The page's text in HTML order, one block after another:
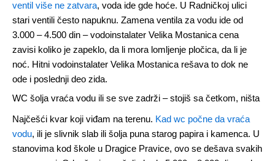
ventil više ne zatvara, voda ide gde hoće. U Radničkoj ulici
stari ventili često napuknu. Zamena ventila za vodu ide od
3.000 – 4.500 din – vodoinstalater Velika Mostanica cena
zavisi koliko je zapeklo, da li mora lomljenje pločica, da li je
noć. Hitni vodoinstalater Velika Mostanica rešava to dok ne
ode i poslednji deo zida.
WC šolja vraća vodu ili se sve zadrži – stojiš sa četkom, ništa
Najčešći kvar koji viđam na terenu. Kad wc počne da vraća
vodu, ili je slivnik slab ili šolja puna starog papira i kamenca. U
stanovima kod škole u Dragice Pravice, ovo se dešava svakih